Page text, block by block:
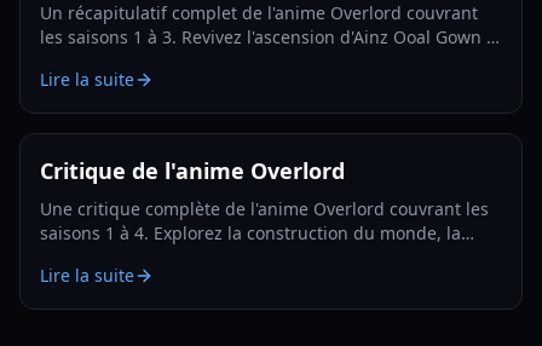
Un récapitulatif complet de l'anime Overlord couvrant
les saisons 1 à 3. Revivez l'ascension d'Ainz Ooal Gown et
Lire la suite
Critique de l'anime Overlord
Une critique complète de l'anime Overlord couvrant les
saisons 1 à 4. Explorez la construction du monde, la
de cet isekai de dark fantasy emblématique.
Lire la suite